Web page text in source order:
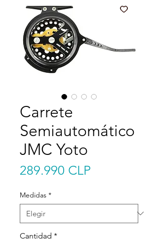
Carrete
Semiautomático
JMC Yoto
289.990 CLP
Medidas *
Cantidad *